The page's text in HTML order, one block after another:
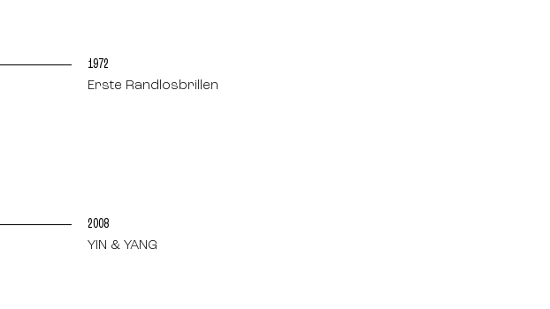
1972
Erste Randlosbrillen
2008
YIN & YANG